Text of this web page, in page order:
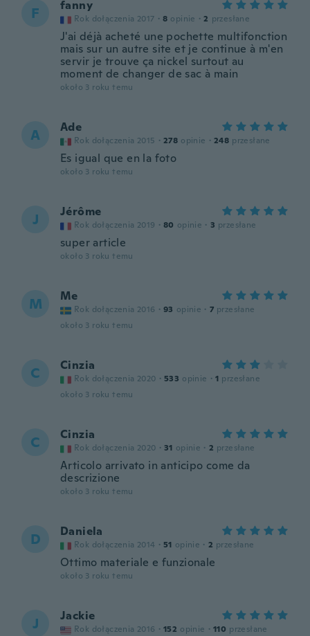
F fanny
Rok dołączenia 2017 · 8 opinie · 2 przesłane
J'ai déjà acheté une pochette multifonction
mais sur un autre site et je continue à m'en
servir je trouve ça nickel surtout au
moment de changer de sac à main
około 3 roku temu
A Ade
Rok dołączenia 2015 · 278 opinie · 248 przesłane
Es igual que en la foto
około 3 roku temu
J Jérôme
Rok dołączenia 2019 · 80 opinie · 3 przesłane
super article
około 3 roku temu
M Me
Rok dołączenia 2016 · 93 opinie · 7 przesłane
około 3 roku temu
C Cinzia
Rok dołączenia 2020 · 533 opinie · 1 przesłane
około 3 roku temu
C Cinzia
Rok dołączenia 2020 · 31 opinie · 2 przesłane
Articolo arrivato in anticipo come da
descrizione
około 3 roku temu
D Daniela
Rok dołączenia 2014 · 51 opinie · 2 przesłane
Ottimo materiale e funzionale
około 3 roku temu
J Jackie
Rok dołączenia 2016 · 152 opinie · 110 przesłane